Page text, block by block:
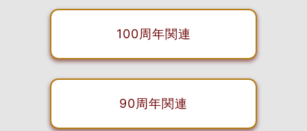
100周年関連
90周年関連